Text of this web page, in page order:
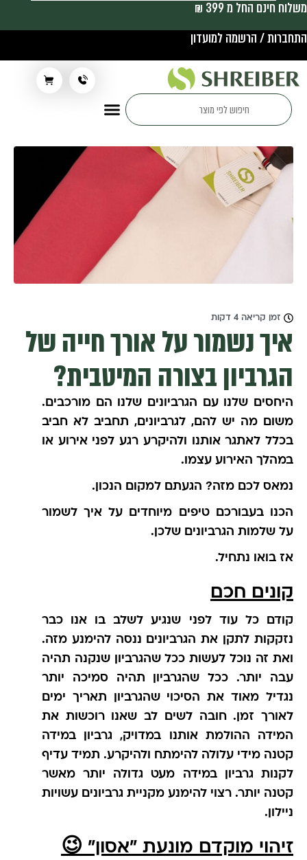
משלוח חינם החל מ 399 ₪
התחברות / הרשמה למועדון
זמן קריאה 4 דקות
איך נשמור על אורך חייה של
הגרביון בצורה המיטבית?
היחסים שלנו עם הגרביונים שלנו הם מורכבים.
משום מה יש להם, לגרביונים, תחביב לא חביב
בכלל לאתגר אותנו ולהיקרע רגע לפני אירוע או
במהלך האירוע עצמו.
נמאס לכם מזה? הגעתם למקום הנכון.
הכנו בעבורכם טיפים מיוחדים על איך לשמור
על שלמות הגרביונים שלכן.
אז בואו נתחיל.
קונים חכם
קודם כל עוד לפני שנגיע לשלב בו אנו כבר
נזקקות לתקן את הגרביונים ננסה להימנע מזה.
ואת זה נוכל לעשות ככל שהגרביון שנקנה תהיה
עבה יותר. ככל שהגרביון תהיה סמיכה יותר
נגדיל מאוד את הסיכוי שהגרביון תאריך ימים
לאורך זמן. חובה לשים לב שאנו רוכשות את
המידה ההולמת אותנו במדויק, גרביון במידה
קטנה מידי עלולה להימתח ולהיקרע. תמיד עדיף
לקנות גרביון במידה מעט גדולה יותר מאשר
קטנה יותר. רצוי להימנע מקניית גרביונים עשויות
ניילון.
זיהוי מוקדם מונעת "אסון" 😉